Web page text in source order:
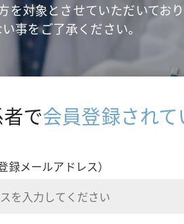
ランマーク
対象とさせていただいており
事をご了承ください。
で会員登録され
録メールアドレス）